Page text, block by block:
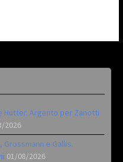
Hutter. Argento per Zanotti
2026
e Gallis.
01/08/2026